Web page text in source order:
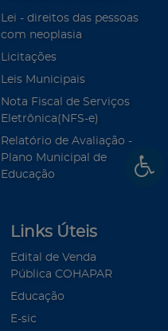
Lei - direitos das pessoas
com neoplasia
Licitações
Leis Municipais
Nota Fiscal de Serviços
Eletrônica(NFS-e)
Relatório de Avaliação -
Plano Municipal de
Educação
Links Úteis
Edital de Venda
Pública COHAPAR
Educação
E-sic